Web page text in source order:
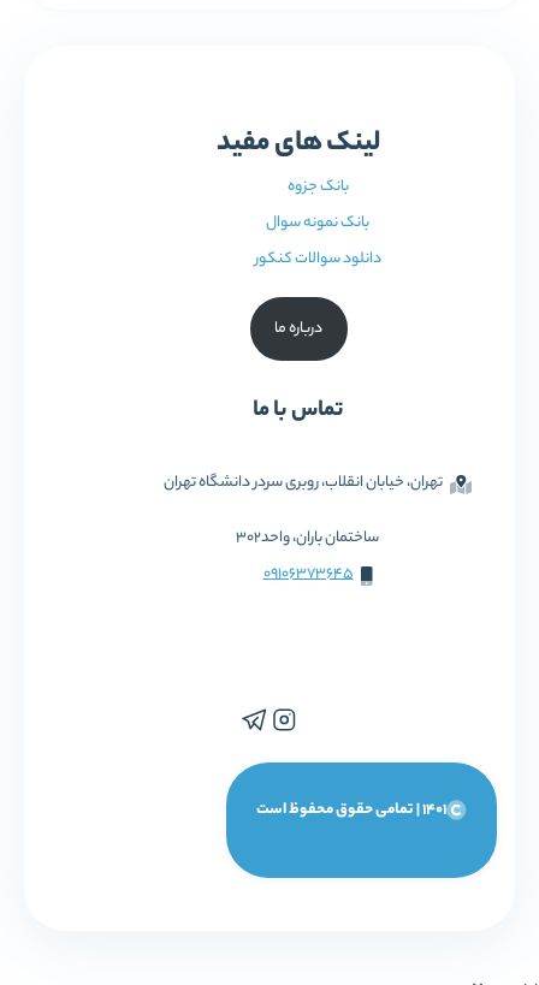
لینک های مفید
بانک جزوه
بانک نمونه سوال
دانلود سوالات کنکور
درباره ما
تماس با ما
تهران، خیابان انقلاب، روبری سردر دانشگاه تهران
ساختمان باران، واحد302
09106373645
1401 | تمامی حقوق محفوظ است